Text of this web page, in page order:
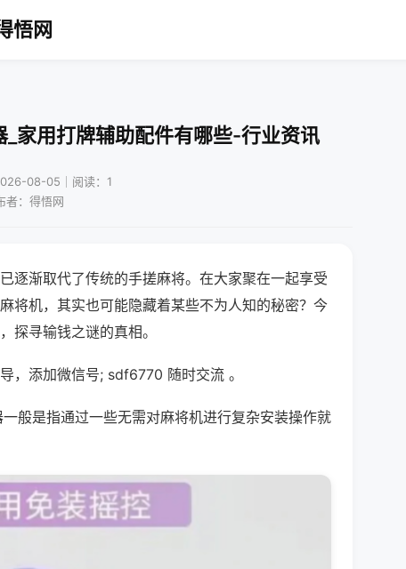
悟网
家用打牌辅助配件有哪些-行业资讯
08-05｜阅读：1
者：得悟网
逐渐取代了传统的手搓麻将。在大家聚在一起享受
将机，其实也可能隐藏着某些不为人知的秘密？今
探寻输钱之谜的真相。
，添加微信号; sdf6770 随时交流 。
般是指通过一些无需对麻将机进行复杂安装操作就